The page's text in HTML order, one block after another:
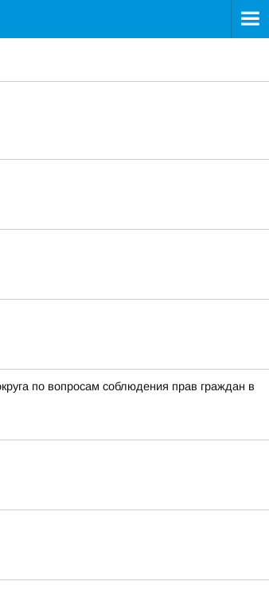
по вопросам соблюдения прав граждан в